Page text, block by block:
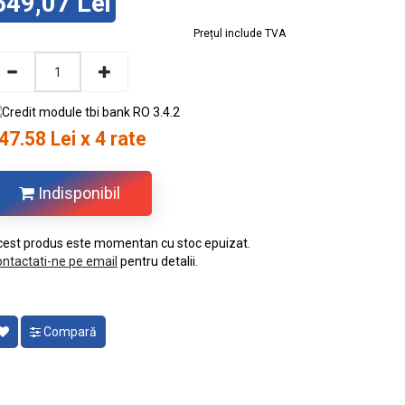
Prețul include TVA
Lei x 4 rate
Indisponibil
produs este momentan cu stoc epuizat.
ne pe email pentru detalii.
Compară